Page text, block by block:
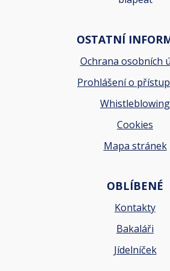
OSTATNÍ
Ochrana osobních
Prohlášení o
Whistleblowing
Cookies
Mapa stránek
OBLÍBENÉ
Kontakty
Bakaláři
Jídelníček